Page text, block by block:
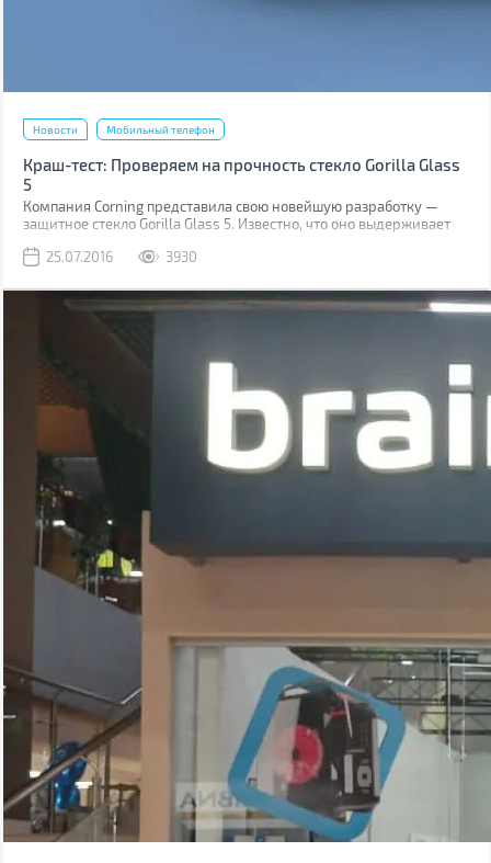
Новости Мобильный телефон
Краш-тест: Проверяем на прочность стекло Gorilla Glass
5
Компания Corning представила свою новейшую разработку —
защитное стекло Gorilla Glass 5. Известно, что оно выдерживает
Как правило, большинство из них происходит при фотосессиях
25.07.2016 3930